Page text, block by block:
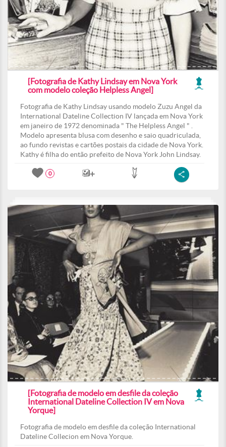
[Fotografia de Kathy Lindsay em Nova York
com modelo coleção Helpless Angel]
Fotografia de Kathy Lindsay usando modelo Zuzu Angel da
International Dateline Collection IV lançada em Nova York
em janeiro de 1972 denominada " The Helpless Angel " .
Modelo apresenta blusa com desenho e saio quadriculada,
ao fundo revistas e cartões postais da cidade de Nova York.
Kathy é filha do então prefeito de Nova York John Lindsay.
0
[Fotografia de modelo em desfile da coleção
International Dateline Collection IV em Nova
Yorque]
Fotografia de modelo em desfile da coleção International
Dateline Collecion em Nova Yorque.